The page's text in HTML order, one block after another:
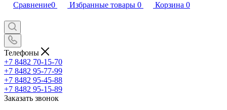
Сравнение0 Избранные товары 0 Корзина 0
Телефоны
+7 8482 70-15-70
+7 8482 95-77-99
+7 8482 95-45-88
+7 8482 95-15-89
Заказать звонок